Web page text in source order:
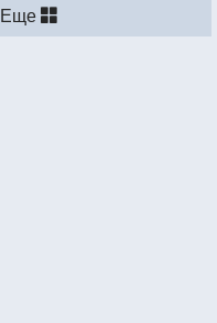
Еще